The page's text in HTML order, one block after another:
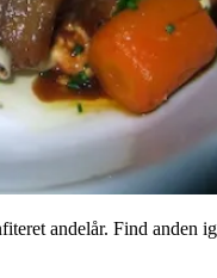
andelår. Find anden